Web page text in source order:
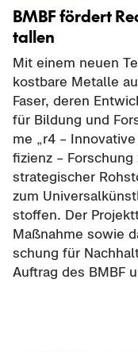
BMBF för­dert
tal­len
Mit einem neuen
kost­ba­re Me­tal­le
Faser, deren
für Bil­dung und
me „r4 –
fi­zi­enz –
stra­te­gi­scher
zum
stof­fen. Der
Maß­nah­me sowie
schung für
Auf­trag des BMBF